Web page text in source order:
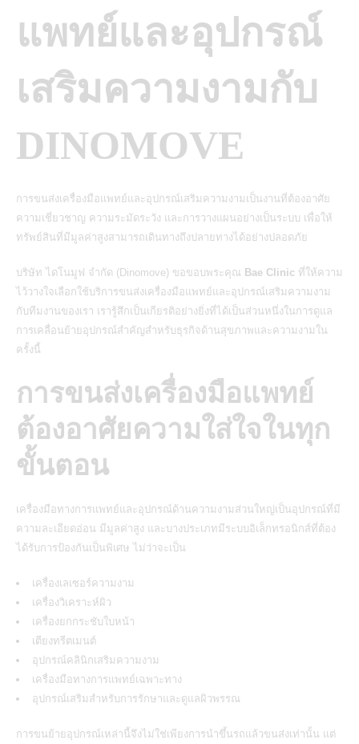
แพทย์และอุปกรณ์
เสริมความงามกับ
DINOMOVE
การขนส่งเครื่องมือแพทย์และอุปกรณ์เสริมความงามเป็นงานที่ต้องอาศัย
ความเชี่ยวชาญ ความระมัดระวัง และการวางแผนอย่างเป็นระบบ เพื่อให้
ทรัพย์สินที่มีมูลค่าสูงสามารถเดินทางถึงปลายทางได้อย่างปลอดภัย
บริษัท ไดโนมูฟ จำกัด (Dinomove) ขอขอบพระคุณ Bae Clinic ที่ให้ความ
ไว้วางใจเลือกใช้บริการขนส่งเครื่องมือแพทย์และอุปกรณ์เสริมความงาม
กับทีมงานของเรา เรารู้สึกเป็นเกียรติอย่างยิ่งที่ได้เป็นส่วนหนึ่งในการดูแล
การเคลื่อนย้ายอุปกรณ์สำคัญสำหรับธุรกิจด้านสุขภาพและความงามใน
ครั้งนี้
การขนส่งเครื่องมือแพทย์
ต้องอาศัยความใส่ใจในทุก
ขั้นตอน
เครื่องมือทางการแพทย์และอุปกรณ์ด้านความงามส่วนใหญ่เป็นอุปกรณ์ที่มี
ความละเอียดอ่อน มีมูลค่าสูง และบางประเภทมีระบบอิเล็กทรอนิกส์ที่ต้อง
ได้รับการป้องกันเป็นพิเศษ ไม่ว่าจะเป็น
เครื่องเลเซอร์ความงาม
เครื่องวิเคราะห์ผิว
เครื่องยกกระชับใบหน้า
เตียงทรีตเมนต์
อุปกรณ์คลินิกเสริมความงาม
เครื่องมือทางการแพทย์เฉพาะทาง
อุปกรณ์เสริมสำหรับการรักษาและดูแลผิวพรรณ
การขนย้ายอุปกรณ์เหล่านี้จึงไม่ใช่เพียงการนำขึ้นรถแล้วขนส่งเท่านั้น แต่